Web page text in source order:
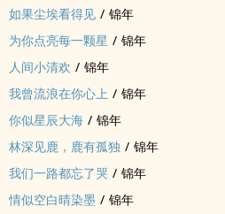
如果尘埃看得见 / 锦年
为你点亮每一颗星 / 锦年
人间小清欢 / 锦年
我曾流浪在你心上 / 锦年
你似星辰大海 / 锦年
林深见鹿，鹿有孤独 / 锦年
我们一路都忘了哭 / 锦年
情似空白晴染墨 / 锦年